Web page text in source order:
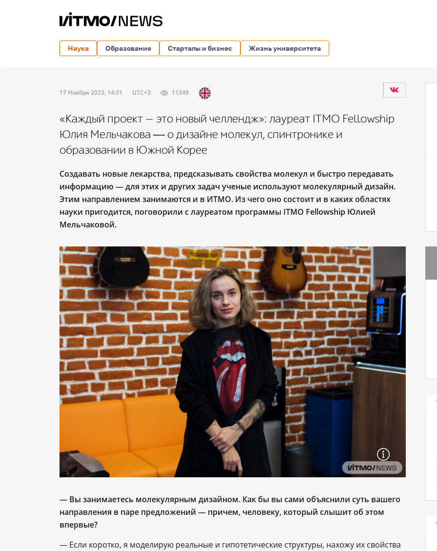
Наука Образование Стартапы и бизнес Жизнь университета
17 Ноября 2023, 14:31 UTC+3 11349
«Каждый проект — это новый челлендж»: лауреат ITMO Fellowship
Юлия Мельчакова ― о дизайне молекул, спинтронике и
образовании в Южной Корее
Создавать новые лекарства, предсказывать свойства молекул и быстро передавать
информацию — для этих и других задач ученые используют молекулярный дизайн.
Этим направлением занимаются и в ИТМО. Из чего оно состоит и в каких областях
науки пригодится, поговорили с лауреатом программы ITMO Fellowship Юлией
Мельчаковой.
— Вы занимаетесь молекулярным дизайном. Как бы вы сами объяснили суть вашего
направления в паре предложений ― причем, человеку, который слышит об этом
впервые?
— Если коротко, я моделирую реальные и гипотетические структуры, нахожу их свойства